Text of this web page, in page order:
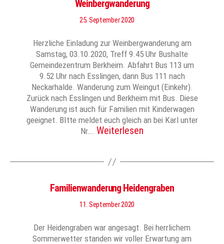
Weinbergwanderung
25. September 2020
Herzliche Einladung zur Weinbergwanderung am
Samstag, 03.10.2020, Treff 9.45 Uhr Bushalte
Gemeindezentrum Berkheim. Abfahrt Bus 113 um
9.52 Uhr nach Esslingen, dann Bus 111 nach
Neckarhalde. Wanderung zum Weingut (Einkehr).
Zurück nach Esslingen und Berkheim mit Bus. Diese
Wanderung ist auch für Familien mit Kinderwagen
geeignet. BItte meldet euch gleich an bei Karl unter
Nr…. Weiterlesen
Familienwanderung Heidengraben
11. September 2020
Der Heidengraben war angesagt. Bei herrlichem
Sommerwetter standen wir voller Erwartung am